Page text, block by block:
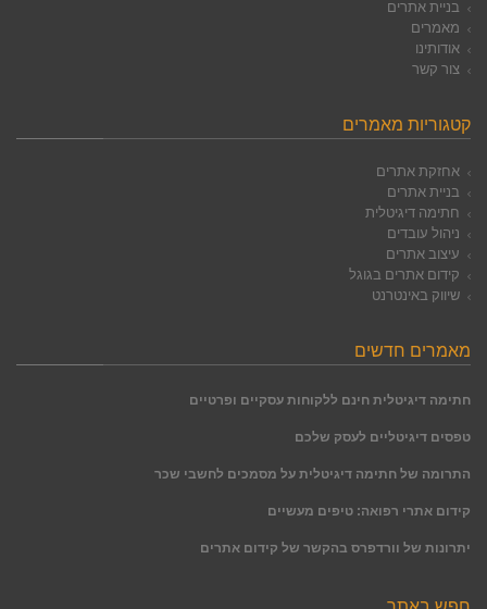
בניית אתרים
מאמרים
אודותינו
צור קשר
קטגוריות מאמרים
אחזקת אתרים
בניית אתרים
חתימה דיגיטלית
ניהול עובדים
עיצוב אתרים
קידום אתרים בגוגל
שיווק באינטרנט
מאמרים חדשים
חתימה דיגיטלית חינם ללקוחות עסקיים ופרטיים
טפסים דיגיטליים לעסק שלכם
התרומה של חתימה דיגיטלית על מסמכים לחשבי שכר
קידום אתרי רפואה: טיפים מעשיים
יתרונות של וורדפרס בהקשר של קידום אתרים